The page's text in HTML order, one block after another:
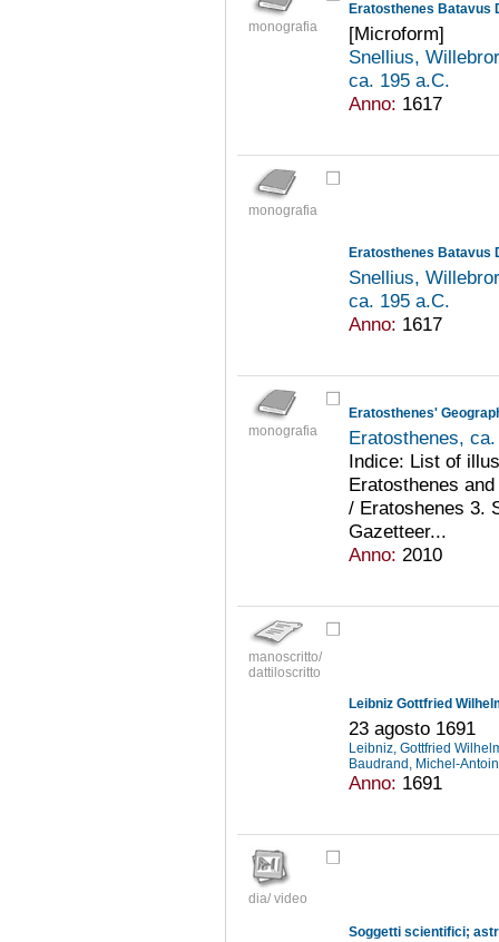
monografia
Eratosthenes Batavus
[Microform]
Snellius,
ca. 195 a.C.
Anno: 1617
monografia
Eratosthenes Batavus
Snellius,
ca. 195 a.C.
Anno: 1617
monografia
Eratosthenes'
Eratosthenes,
Indice: List of
Eratosthenes
/ Eratoshenes 3.
Gazetteer...
Anno: 2010
manoscritto/
dattiloscritto
Leibniz Gottfried
23 agosto 1691
Leibniz, Gottfried
Baudrand, Michel-
Anno: 1691
dia/ video
Soggetti scientifici;